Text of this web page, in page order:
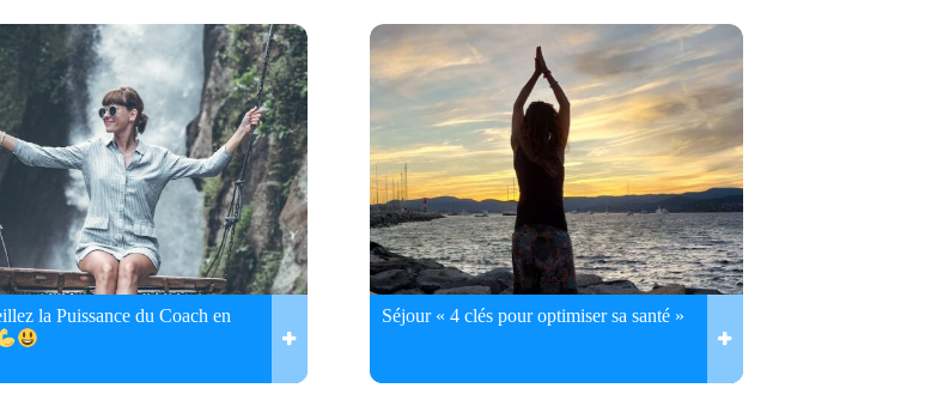
la Puissance du Coach en
Séjour « 4 clés pour optimiser sa santé »